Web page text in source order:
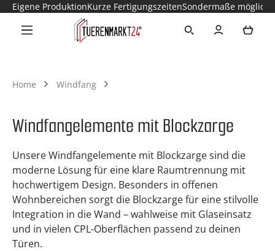
Zum Hauptinhalt springen
Eigene ProduktionKurze FertigungszeitenSondermaße möglich
Home Windfang
Windfangelemente mit Blockzarge
Unsere Windfangelemente mit Blockzarge sind die
moderne Lösung für eine klare Raumtrennung mit
hochwertigem Design. Besonders in offenen
Wohnbereichen sorgt die Blockzarge für eine stilvolle
Integration in die Wand – wahlweise mit Glaseinsatz
und in vielen CPL-Oberflächen passend zu deinen
Türen.